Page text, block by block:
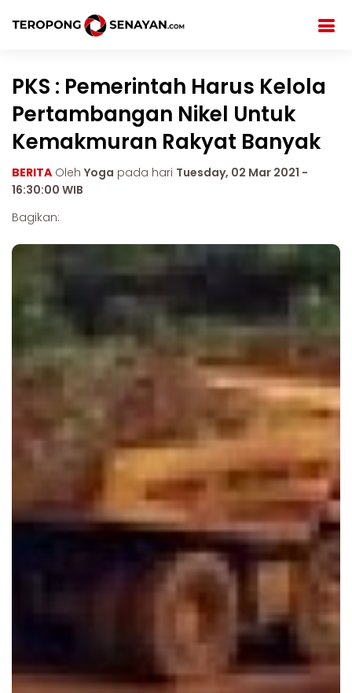
PKS : Pemerintah Harus Kelola
Pertambangan Nikel Untuk
Kemakmuran Rakyat Banyak
BERITA Oleh Yoga pada hari Tuesday, 02 Mar 2021 -
16:30:00 WIB
Bagikan: